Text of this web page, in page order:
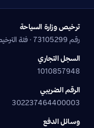
ترخيص وزارة السياحة
رقم 73105299 · فئة الترخيص: حجز وحدات الضيافة وتنظيم الرحلات السياحية
السجل التجاري
1010857948
الرقم الضريبي
302237464400003
وسائل الدفع